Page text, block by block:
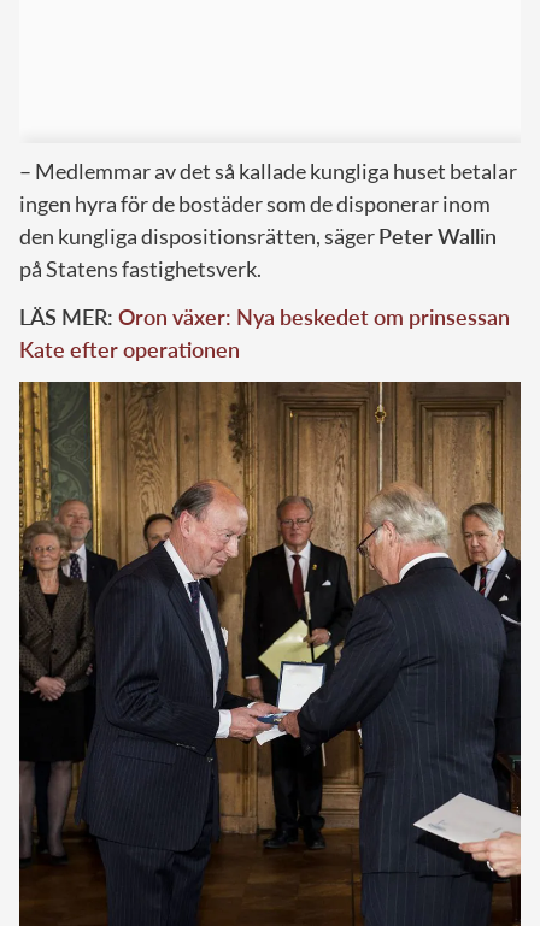
– Medlemmar av det så kallade kungliga huset betalar
ingen hyra för de bostäder som de disponerar inom
den kungliga dispositionsrätten, sägerPeter Wallin
på Statens fastighetsverk.
LÄS MER: Oron växer: Nya beskedet om prinsessan
Kate efter operationen